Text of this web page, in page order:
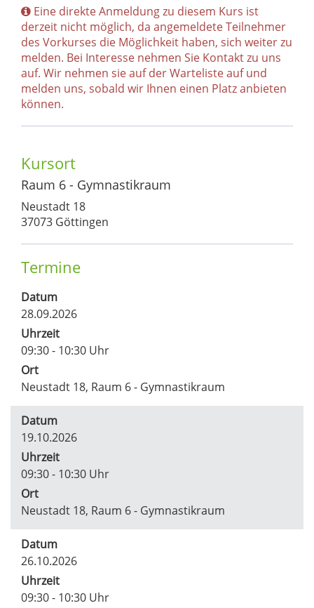
Eine direkte Anmeldung zu diesem Kurs ist
derzeit nicht möglich, da angemeldete Teilnehmer
des Vorkurses die Möglichkeit haben, sich weiter zu
melden. Bei Interesse nehmen Sie Kontakt zu uns
auf. Wir nehmen sie auf der Warteliste auf und
melden uns, sobald wir Ihnen einen Platz anbieten
können.
Kursort
Raum 6 - Gymnastikraum
Neustadt 18
37073 Göttingen
Termine
Datum
28.09.2026
Uhrzeit
09:30 - 10:30 Uhr
Ort
Neustadt 18, Raum 6 - Gymnastikraum
Datum
19.10.2026
Uhrzeit
09:30 - 10:30 Uhr
Ort
Neustadt 18, Raum 6 - Gymnastikraum
Datum
26.10.2026
Uhrzeit
09:30 - 10:30 Uhr